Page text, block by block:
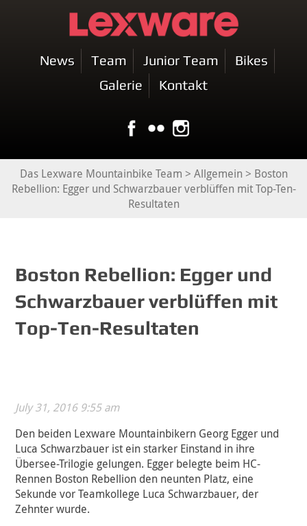
News Team Junior Team
Bikes
Galerie
Kontakt
Das Lexware Mountainbike Team > Allgemein > Boston
Rebellion: Egger und Schwarzbauer verblüffen mit Top-Ten-
Resultaten
Boston Rebellion: Egger und
Schwarzbauer verblüffen mit
Top-Ten-Resultaten
July 31, 2016 9:55 am
Den beiden Lexware Mountainbikern Georg Egger und
Luca Schwarzbauer ist ein starker Einstand in ihre
Übersee-Trilogie gelungen. Egger belegte beim HC-
Rennen Boston Rebellion den neunten Platz, eine
Sekunde vor Teamkollege Luca Schwarzbauer, der
Zehnter wurde.